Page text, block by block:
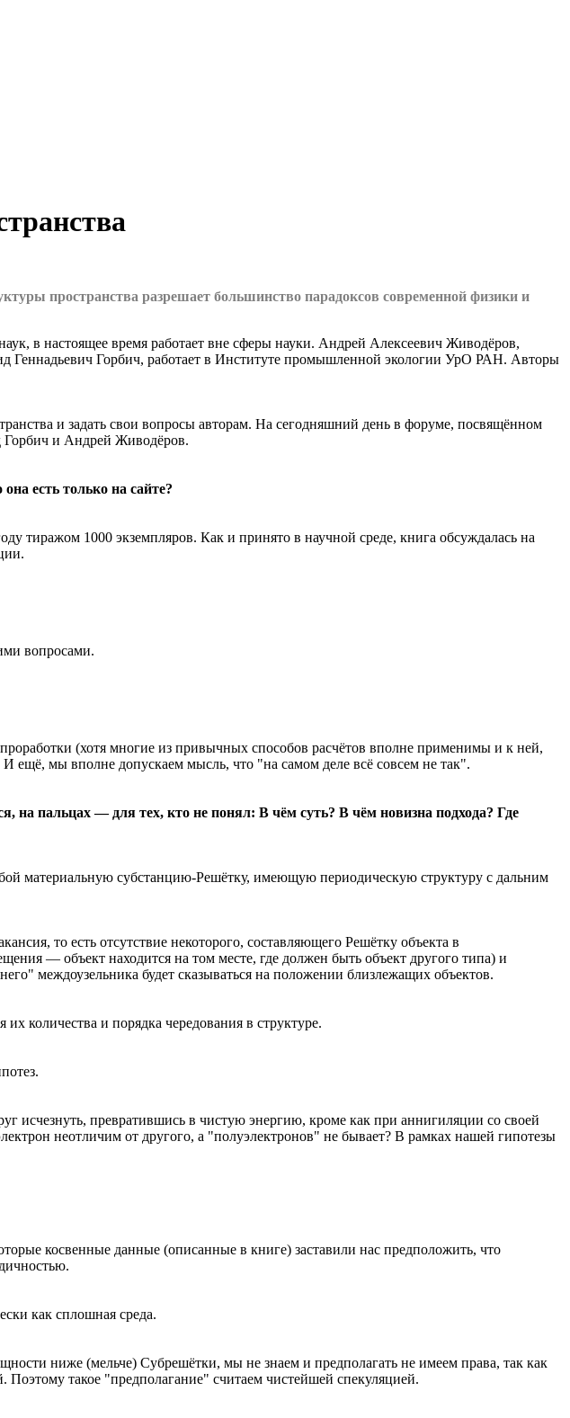
пространства разрешает большинство парадоксов современной физики и
в настоящее время работает вне сферы науки. Андрей Алексеевич Живодёров,
Геннадьевич Горбич, работает в Институте промышленной экологии УрО РАН. Авторы
и задать свои вопросы авторам. На сегодняшний день в форуме, посвящённом
Горбич и Андрей Живодёров.
есть только на сайте?
тиражом 1000 экземпляров. Как и принято в научной среде, книга обсуждалась на
вопросами.
(хотя многие из привычных способов расчётов вполне применимы и к ней,
ещё, мы вполне допускаем мысль, что "на самом деле всё совсем не так".
пальцах — для тех, кто не понял: В чём суть? В чём новизна подхода? Где
материальную субстанцию-Решётку, имеющую периодическую структуру с дальним
то есть отсутствие некоторого, составляющего Решётку объекта в
— объект находится на том месте, где должен быть объект другого типа) и
междоузельника будет сказываться на положении близлежащих объектов.
количества и порядка чередования в структуре.
исчезнуть, превратившись в чистую энергию, кроме как при аннигиляции со своей
неотличим от другого, а "полуэлектронов" не бывает? В рамках нашей гипотезы
косвенные данные (описанные в книге) заставили нас предположить, что
как сплошная среда.
ниже (мельче) Субрешётки, мы не знаем и предполагать не имеем права, так как
такое "предполагание" считаем чистейшей спекуляцией.